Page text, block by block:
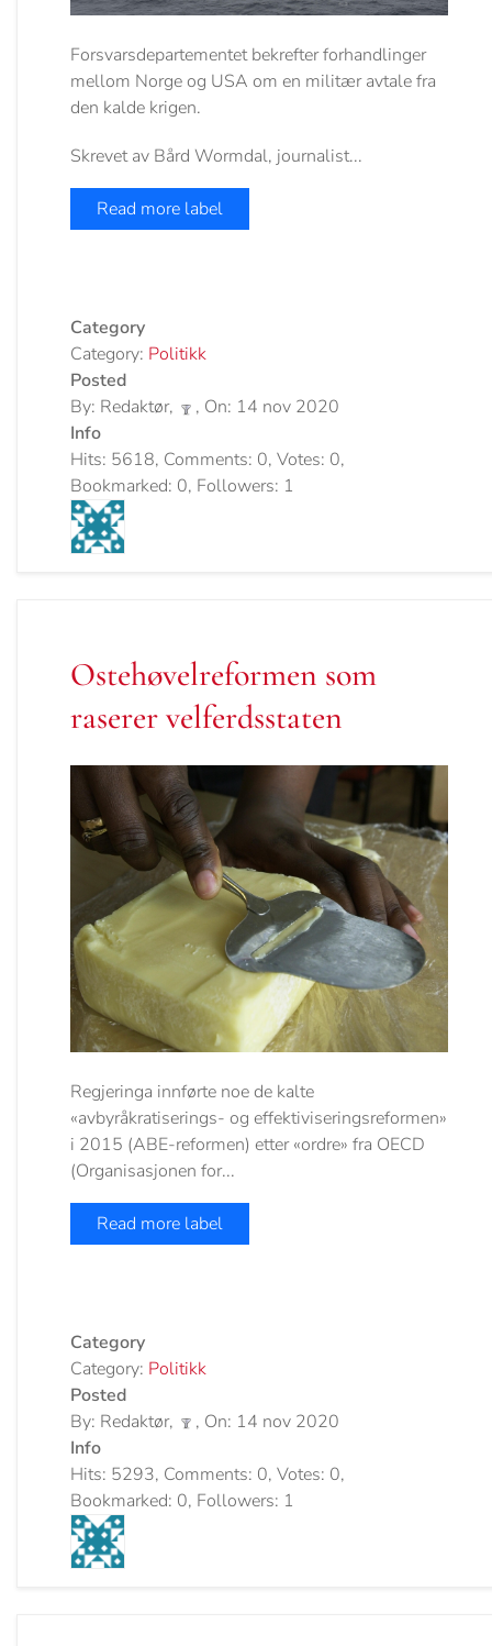
Forsvarsdepartementet bekrefter forhandlinger
mellom Norge og USA om en militær avtale fra
den kalde krigen.
Skrevet av Bård Wormdal, journalist...
Read more label
Category
Category: Politikk
Posted
By: Redaktør,
, On: 14 nov 2020
Info
Hits: 5618, Comments: 0, Votes: 0,
Bookmarked: 0, Followers: 1
Ostehøvelreformen som
raserer velferdsstaten
Regjeringa innførte noe de kalte
«avbyråkratiserings- og effektiviseringsreformen»
i 2015 (ABE-reformen) etter «ordre» fra OECD
(Organisasjonen for...
Read more label
Category
Category: Politikk
Posted
By: Redaktør,
, On: 14 nov 2020
Info
Hits: 5293, Comments: 0, Votes: 0,
Bookmarked: 0, Followers: 1